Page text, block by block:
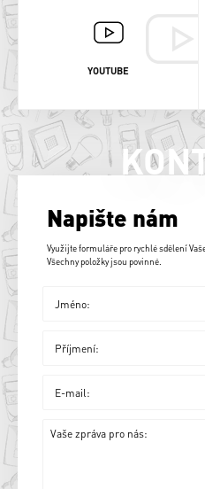
YOUTUBE
Napište nám
Využijte formuláře pro rychlé sdělení
Všechny položky jsou povinné.